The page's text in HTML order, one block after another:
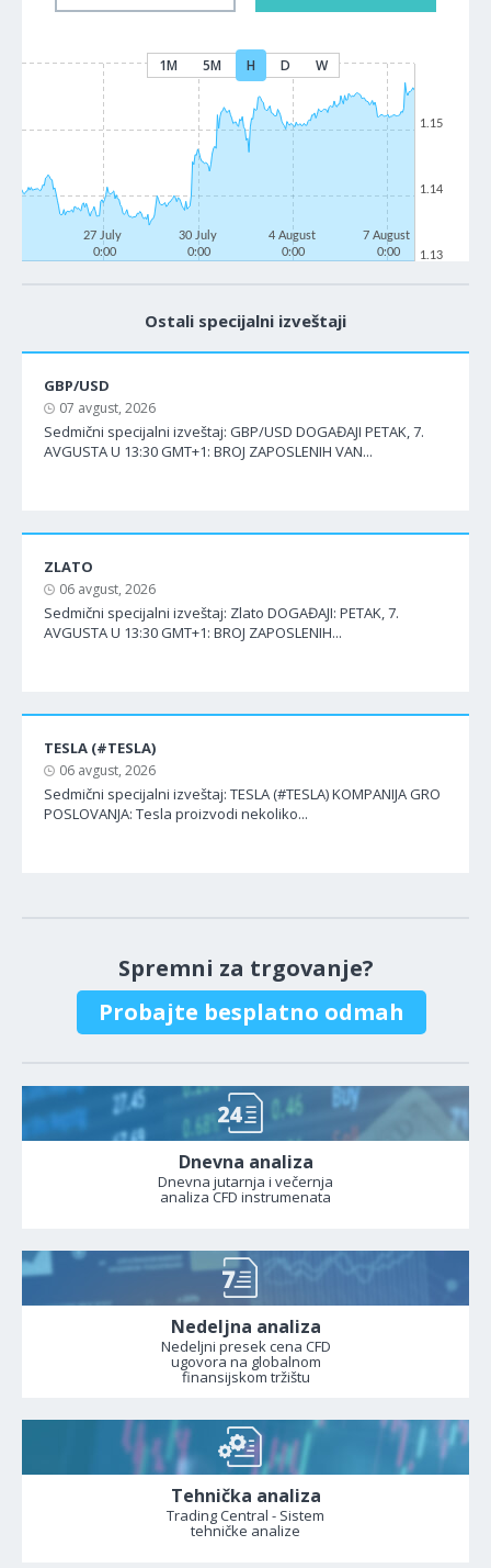
1M 5M H D W
27 July
0:00
30 July
0:00
4 August
0:00
7 August
0:00
1.13
1.14
1.15
Ostali specijalni izveštaji
GBP/USD
07 avgust, 2026
Sedmični specijalni izveštaj: GBP/USD DOGAĐAJI PETAK, 7.
AVGUSTA U 13:30 GMT+1: BROJ ZAPOSLENIH VAN...
ZLATO
06 avgust, 2026
Sedmični specijalni izveštaj: Zlato DOGAĐAJI: PETAK, 7.
AVGUSTA U 13:30 GMT+1: BROJ ZAPOSLENIH...
TESLA (#TESLA)
06 avgust, 2026
Sedmični specijalni izveštaj: TESLA (#TESLA) KOMPANIJA GRO
POSLOVANJA: Tesla proizvodi nekoliko...
Spremni za trgovanje?
Probajte besplatno odmah
Dnevna analiza
Dnevna jutarnja i večernja
analiza CFD instrumenata
Nedeljna analiza
Nedeljni presek cena CFD
ugovora na globalnom
finansijskom tržištu
Tehnička analiza
Trading Central - Sistem
tehničke analize